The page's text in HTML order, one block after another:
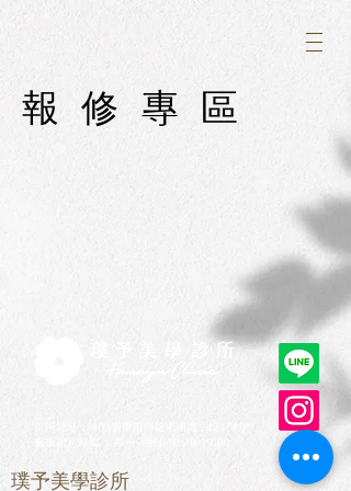
報修專區
璞予美學診所